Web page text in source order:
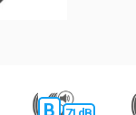
B